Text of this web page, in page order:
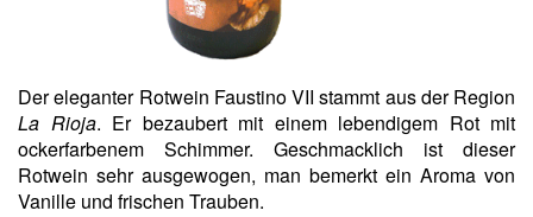
Der eleganter Rotwein Faustino VII stammt aus der Region
La Rioja. Er bezaubert mit einem lebendigem Rot mit
ockerfarbenem Schimmer. Geschmacklich ist dieser
Rotwein sehr ausgewogen, man bemerkt ein Aroma von
Vanille und frischen Trauben.